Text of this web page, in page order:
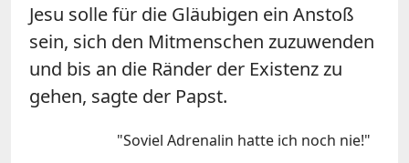
Jesu solle für die Gläubigen ein Anstoß
sein, sich den Mitmenschen zuzuwenden
und bis an die Ränder der Existenz zu
gehen, sagte der Papst.
"Soviel Adrenalin hatte ich noch nie!"